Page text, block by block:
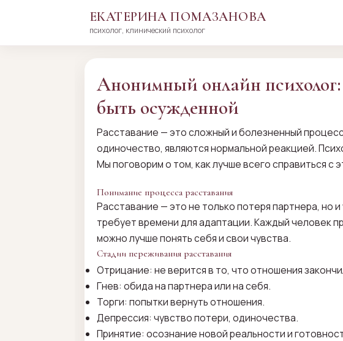
ЕКАТЕРИНА ПОМАЗАНОВА
психолог, клинический психолог
Анонимный онлайн
быть осужденной
Расставание — это сложный и болезненный
одиночество, являются нормальной реакцией.
Мы поговорим о том, как лучше всего справиться с
Понимание процесса расставания
Расставание — это не только потеря партнера, но
требует времени для адаптации. Каждый человек
можно лучше понять себя и свои чувства.
Стадии переживания расставания
Отрицание: не верится в то, что отношения
Гнев: обида на партнера или на себя.
Торги: попытки вернуть отношения.
Депрессия: чувство потери, одиночества.
Принятие: осознание новой реальности и